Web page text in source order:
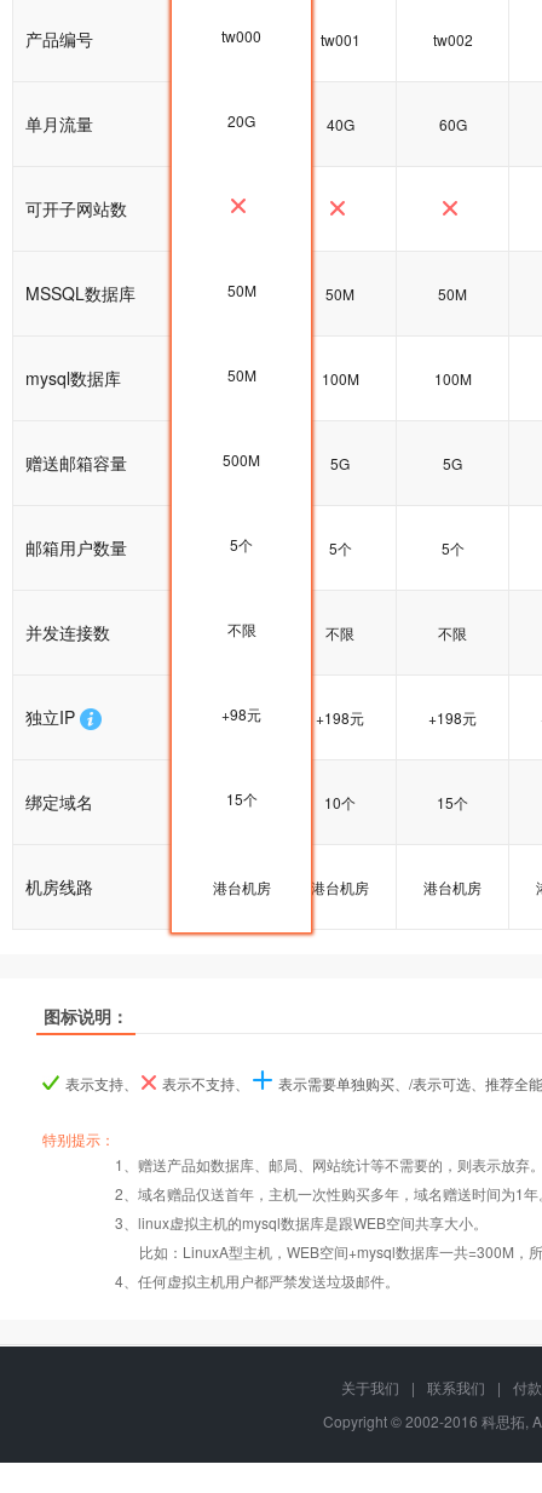
产品编号 tw000 tw001 tw002
单月流量 20G 40G 60G
可开子网站数
MSSQL数据库 50M 50M 50M
mysql数据库 100M 100M 100M
赠送邮箱容量 5G 5G 5G
邮箱用户数量 5个 5个 5个
并发连接数 不限 不限 不限
独立IP +198元 +198元 +198元
绑定域名 15个 10个 15个
机房线路 港台机房 港台机房 港台机房
tw000
20G
50M
50M
500M
5个
不限
+98元
15个
港台机房
产品名称
Windows2008/
Linux
Windows2008/
Linux
Windows2008/
Linux
产品名称
错误页面定义
产品名称
数据定期备份
数据自助恢复
图标说明：
表示支持、 表示不支持、 表示需要单独购买、/表示可选、推荐全
特别提示：
1、赠送产品如数据库、邮局、网站统计等不需要的，则表示放弃
2、域名赠品仅送首年，主机一次性购买多年，域名赠送时间为1年
3、linux虚拟主机的mysql数据库是跟WEB空间共享大小。
比如：LinuxA型主机，WEB空间+mysql数据库一共=300M，
4、任何虚拟主机用户都严禁发送垃圾邮件。
关于我们 | 联系我们 |
付
Copyright © 2002-2016 科思拓,